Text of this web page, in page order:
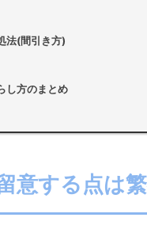
法(間引き方)
し方のまとめ
意する点は